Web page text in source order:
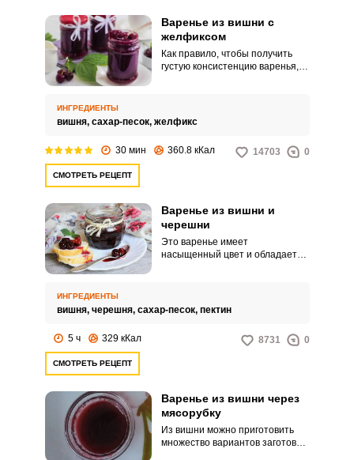
Варенье из вишни с
желфиксом
Как правило, чтобы получить
густую консистенцию варенья,
способе варки витамины и
микроэлементы стремительно
ИНГРЕДИЕНТЫ
вишня, сахар-песок, желфикс
30 мин 360.8 кКал 14703 0
СМОТРЕТЬ РЕЦЕПТ
Варенье из вишни и
черешни
Это варенье имеет
насыщенный цвет и обладает
характерный свежий акцент.
ИНГРЕДИЕНТЫ
вишня, черешня, сахар-песок, пектин
5 ч 329 кКал 8731 0
СМОТРЕТЬ РЕЦЕПТ
Варенье из вишни через
мясорубку
Из вишни можно приготовить
множество вариантов заготовок.